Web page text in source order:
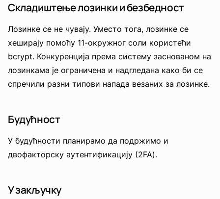
Складиштење лозинки и безбедност
Лозинке се не чувају. Уместо тога, лозинке се
хеширају помоћу 11-окружног соли користећи
bcrypt. Конкуренција према систему заснованом на
лозинкама је ограничена и надгледана како би се
спречили разни типови напада везаних за лозинке.
Будућност
У будућности планирамо да подржимо и
двофакторску аутентификацију (2FA).
У закључку